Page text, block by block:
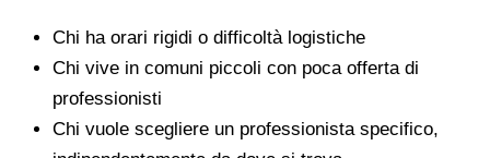
Chi ha orari rigidi o difficoltà logistiche
Chi vive in comuni piccoli con poca offerta di
professionisti
Chi vuole scegliere un professionista specifico,